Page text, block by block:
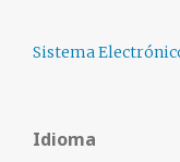
Sistema
Idioma